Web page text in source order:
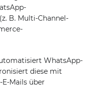
B. Multi-Channel-
WhatsApp-
diese mit
Mails über